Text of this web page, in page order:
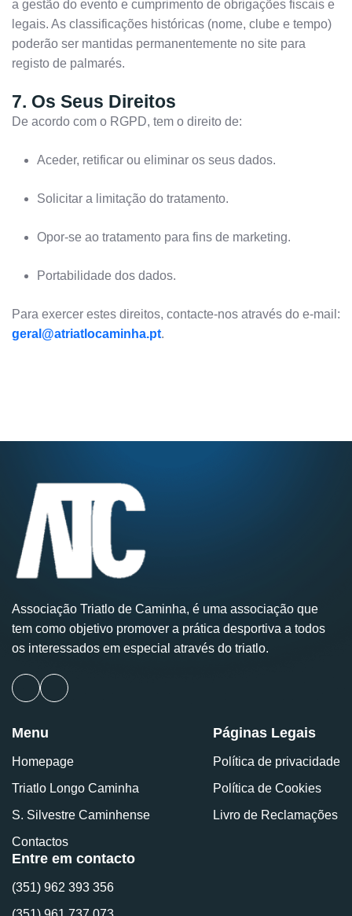
a gestão do evento e cumprimento de obrigações fiscais e
legais. As classificações históricas (nome, clube e tempo)
poderão ser mantidas permanentemente no site para
registo de palmarés.
7. Os Seus Direitos
De acordo com o RGPD, tem o direito de:
Aceder, retificar ou eliminar os seus dados.
Solicitar a limitação do tratamento.
Opor-se ao tratamento para fins de marketing.
Portabilidade dos dados.
Para exercer estes direitos, contacte-nos através do e-mail:
geral@atriatlocaminha.pt.
Associação Triatlo de Caminha, é uma associação que
tem como objetivo promover a prática desportiva a todos
os interessados em especial através do triatlo.
Menu
Homepage
Triatlo Longo Caminha
S. Silvestre Caminhense
Contactos
Páginas Legais
Política de privacidade
Política de Cookies
Livro de Reclamações
Entre em contacto
(351) 962 393 356